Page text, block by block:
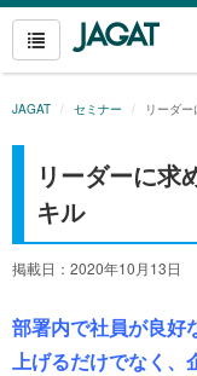
JAGAT セミナー リーダ
リーダーに求
キル
掲載日：2020年10月13日
部署内で社員が良好
上げるだけでなく、